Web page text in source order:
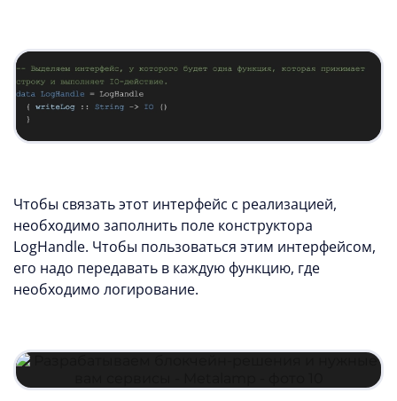
Чтобы связать этот интерфейс с реализацией,
необходимо заполнить поле конструктора
LogHandle. Чтобы пользоваться этим интерфейсом,
его надо передавать в каждую функцию, где
необходимо логирование.